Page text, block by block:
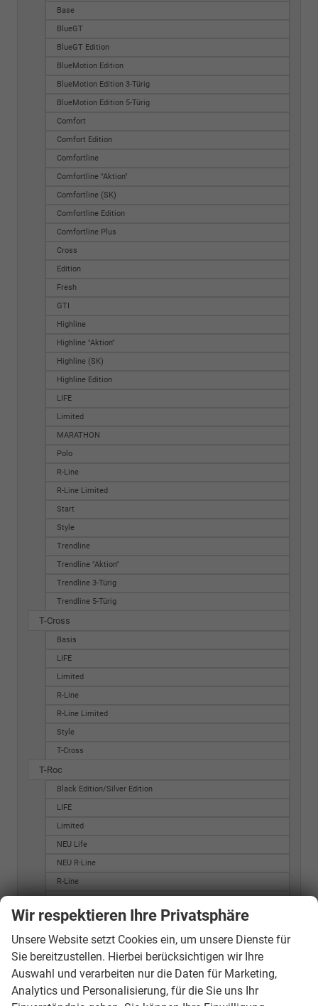
Base
BlueGT
BlueGT Edition
BlueMotion Edition
BlueMotion Edition 3-Türig
BlueMotion Edition 5-Türig
Comfort
Comfort Edition
Comfortline
Comfortline "Aktion"
Comfortline (SK)
Comfortline Edition
Comfortline Plus
Cross
Edition
Fresh
GTI
Highline
Highline "Aktion"
Highline (SK)
Highline Edition
LIFE
Limited
MARATHON
Polo
R-Line
R-Line Limited
Start
Style
Trendline
Trendline "Aktion"
Trendline 3-Türig
Trendline 5-Türig
T-Cross
Basis
LIFE
Limited
R-Line
R-Line Limited
Style
T-Cross
T-Roc
Black Edition/Silver Edition
LIFE
Limited
NEU Life
NEU R-Line
R-Line
Style
Style Limited
T-Roc
Trend
black style
Wir respektieren Ihre Privatsphäre
Unsere Website setzt Cookies ein, um unsere Dienste für
Sie bereitzustellen. Hierbei berücksichtigen wir Ihre
Auswahl und verarbeiten nur die Daten für Marketing,
Analytics und Personalisierung, für die Sie uns Ihr